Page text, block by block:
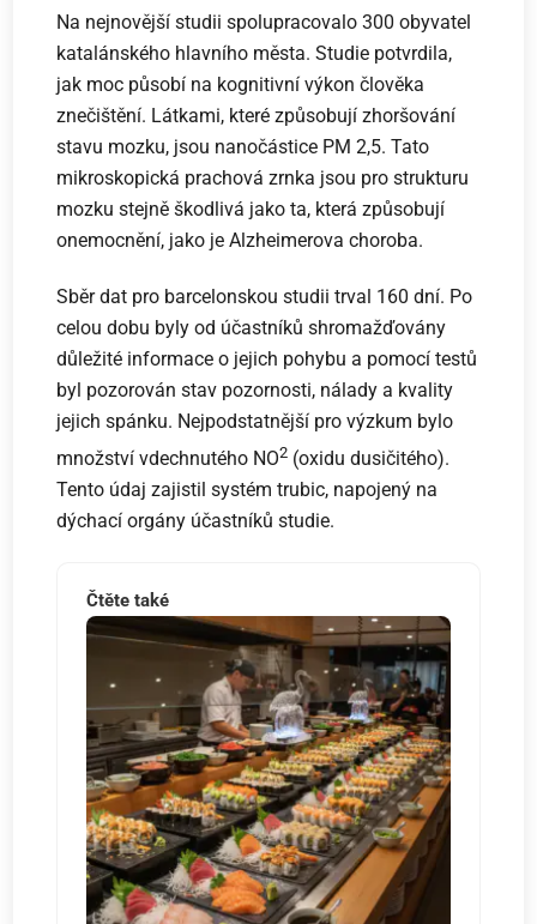
Na nejnovější studii spolupracovalo 300 obyvatel
katalánského hlavního města. Studie potvrdila,
jak moc působí na kognitivní výkon člověka
znečištění. Látkami, které způsobují zhoršování
stavu mozku, jsou nanočástice PM 2,5. Tato
mikroskopická prachová zrnka jsou pro strukturu
mozku stejně škodlivá jako ta, která způsobují
onemocnění, jako je Alzheimerova choroba.
Sběr dat pro barcelonskou studii trval 160 dní. Po
celou dobu byly od účastníků shromažďovány
důležité informace o jejich pohybu a pomocí testů
byl pozorován stav pozornosti, nálady a kvality
jejich spánku. Nejpodstatnější pro výzkum bylo
množství vdechnutého NO2 (oxidu dusičitého).
Tento údaj zajistil systém trubic, napojený na
dýchací orgány účastníků studie.
Čtěte také